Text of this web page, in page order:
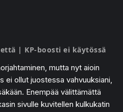
| KP-boosti ei käytössä
mutta nyt aioin
ei ollut juostessa vahvuuksiani,
Enempää välittämättä
sivulle kuvitellen kulkukatin